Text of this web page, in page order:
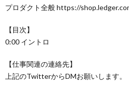
プロダクト全般 https://
【目次】
0:00 イントロ
【仕事関連の連絡先】
上記のTwitterからDMお願いします。